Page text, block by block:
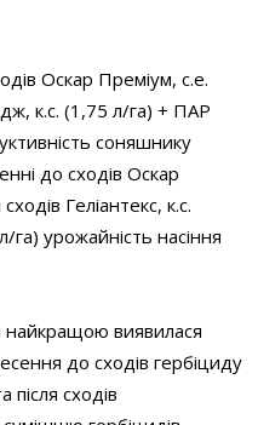
Оскар Преміум, с.е.
к.с. (1,75 л/га) + ПАР
соняшнику
до сходів Оскар
Геліантекс, к.с.
урожайність насіння
найкращою виявилася
до сходів гербіциду
сходів